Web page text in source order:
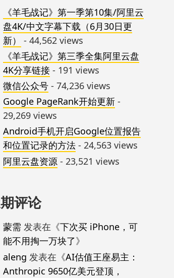
《羊毛战记》第一季第10集/阿里云
盘4K/中文字幕下载（6月30日更
新）
- 44,562 views
《羊毛战记》第三季全集阿里云盘
4K分享链接- 191 views
微信公众号- 74,236 views
Google PageRank开始更新-
29,269 views
Android手机开启Google位置报告
和位置记录的方法- 24,563 views
阿里云盘资源- 23,521 views
评论
蒙需发表在《下次买 iPhone，可
能不用掏一万块了》
aleng 发表在《AI估值王座易主：
Anthropic 9650亿美元登顶，